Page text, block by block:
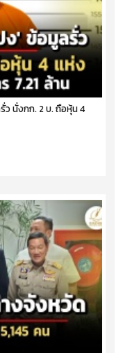
นั่งกก. 2 บ. ถือหุ้น 4